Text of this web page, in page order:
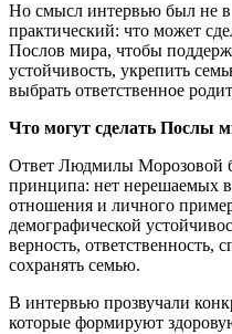
Но смысл интервью был не
практический: что может
Послов мира, чтобы
устойчивость, укрепить
выбрать ответственное
Что могут сделать Послы
Ответ Людмилы Морозовой
принципа: нет нерешаемых
отношения и личного
демографической
верность, ответственность,
сохранять семью.
В интервью прозвучали
которые формируют